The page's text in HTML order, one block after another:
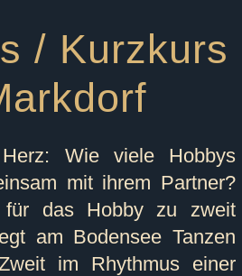
/ Kurzkurs
Wie viele Hobbys
mit ihrem Partner?
das Hobby zu zweit
am Bodensee Tanzen
im Rhythmus einer